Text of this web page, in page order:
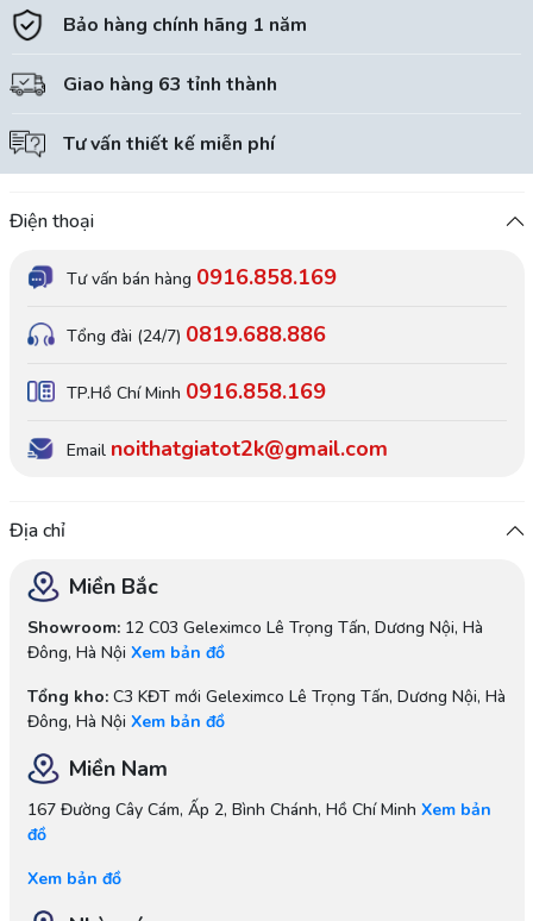
Bảo hàng chính hãng 1 năm
Giao hàng 63 tỉnh thành
Tư vấn thiết kế miễn phí
Điện thoại
Tư vấn bán hàng 0916.858.169
Tổng đài (24/7) 0819.688.886
TP.Hồ Chí Minh 0916.858.169
Email noithatgiatot2k@gmail.com
Địa chỉ
Miền Bắc
Showroom:12 C03 Geleximco Lê Trọng Tấn, Dương Nội, Hà
Đông, Hà Nội Xem bản đồ
Tổng kho:C3 KĐT mới Geleximco Lê Trọng Tấn, Dương Nội, Hà
Đông, Hà Nội Xem bản đồ
Miền Nam
167 Đường Cây Cám, Ấp 2, Bình Chánh, Hồ Chí Minh Xem bản
đồ
Xem bản đồ